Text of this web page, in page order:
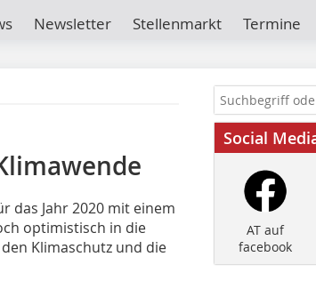
Newsletter Stellenmarkt Termine
das Jahr 2020 mit einem
optimistisch in die
Klimaschutz und die
Social
AT auf
facebook